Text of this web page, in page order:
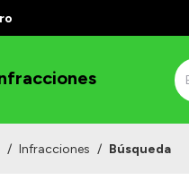
/ Infracciones / Búsqueda